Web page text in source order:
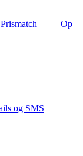
Prismatch
Op
og SMS